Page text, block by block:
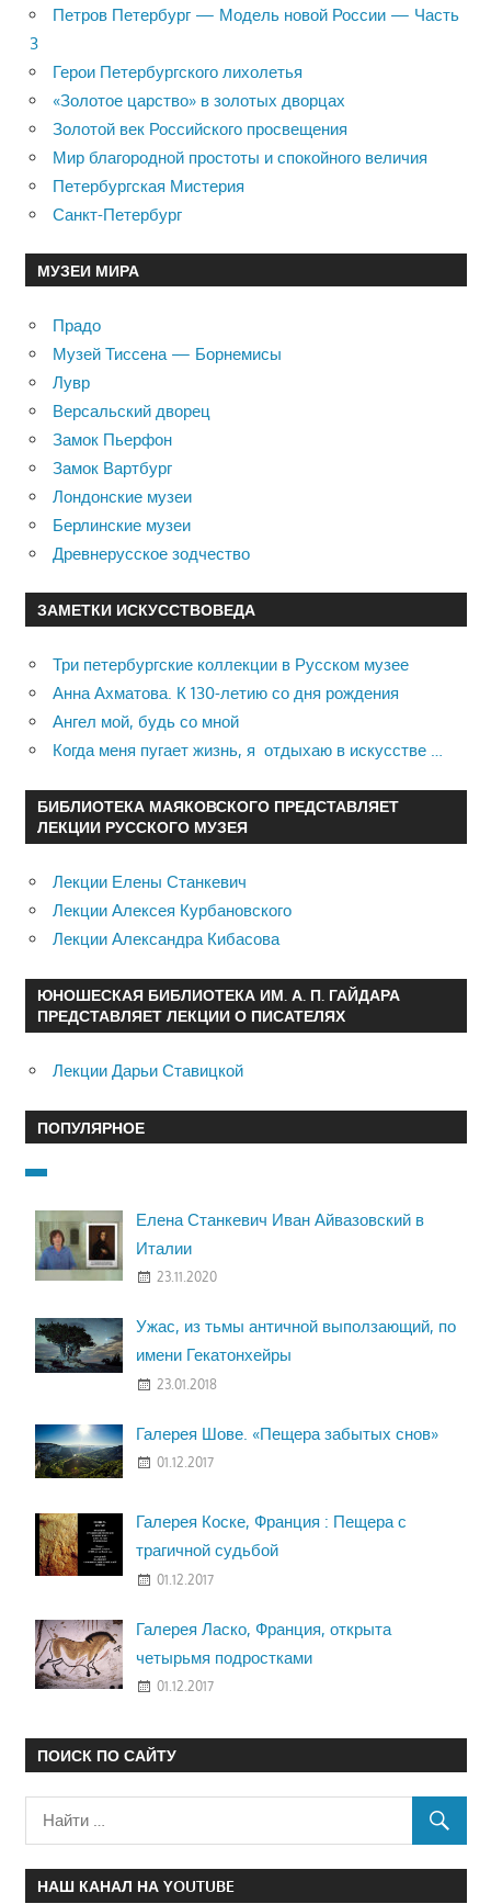
Петров Петербург — Модель новой России — Часть
3
Герои Петербургского лихолетья
«Золотое царство» в золотых дворцах
Золотой век Российского просвещения
Мир благородной простоты и спокойного величия
Петербургская Мистерия
Санкт-Петербург
МУЗЕИ МИРА
Прадо
Музей Тиссена — Борнемисы
Лувр
Версальский дворец
Замок Пьерфон
Замок Вартбург
Лондонские музеи
Берлинские музеи
Древнерусское зодчество
ЗАМЕТКИ ИСКУССТВОВЕДА
Три петербургские коллекции в Русском музее
Анна Ахматова. К 130-летию со дня рождения
Ангел мой, будь со мной
Когда меня пугает жизнь, я отдыхаю в искусстве …
БИБЛИОТЕКА МАЯКОВСКОГО ПРЕДСТАВЛЯЕТ
ЛЕКЦИИ РУССКОГО МУЗЕЯ
Лекции Елены Станкевич
Лекции Алексея Курбановского
Лекции Александра Кибасова
ЮНОШЕСКАЯ БИБЛИОТЕКА ИМ. А. П. ГАЙДАРА
ПРЕДСТАВЛЯЕТ ЛЕКЦИИ О ПИСАТЕЛЯХ
Лекции Дарьи Ставицкой
ПОПУЛЯРНОЕ
Елена Станкевич Иван Айвазовский в
Италии
23.11.2020
Ужас, из тьмы античной выползающий, по
имени Гекатонхейры
23.01.2018
Галерея Шове. «Пещера забытых снов»
01.12.2017
Галерея Коске, Франция : Пещера с
трагичной судьбой
01.12.2017
Галерея Ласко, Франция, открыта
четырьмя подростками
01.12.2017
ПОИСК ПО САЙТУ
НАШ КАНАЛ НА YOUTUBE